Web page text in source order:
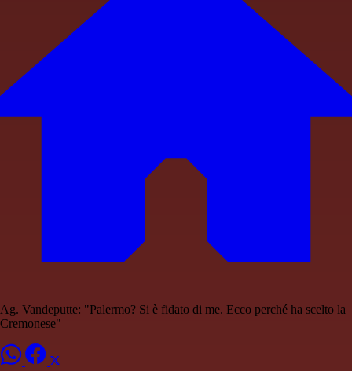
Ag. Vandeputte: "Palermo? Si è fidato di me. Ecco perché ha scelto la
Cremonese"